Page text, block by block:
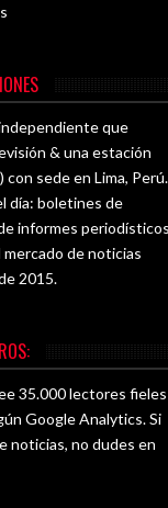
que
& una estación
sede en Lima, Perú.
día: boletines de
informes
de noticias
2015.
35.000 lectores fieles
Google Analytics. Si
noticias, no dudes en